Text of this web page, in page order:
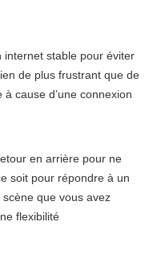
internet stable pour éviter
de plus frustrant que de
cause d’une connexion
en arrière pour ne
soit pour répondre à un
que vous avez
flexibilité